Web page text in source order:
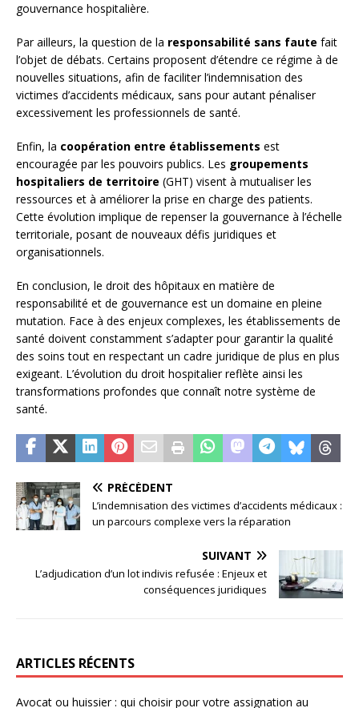
gouvernance hospitalière.
Par ailleurs, la question de la responsabilité sans faute fait
l’objet de débats. Certains proposent d’étendre ce régime à de
nouvelles situations, afin de faciliter l’indemnisation des
victimes d’accidents médicaux, sans pour autant pénaliser
excessivement les professionnels de santé.
Enfin, la coopération entre établissements est
encouragée par les pouvoirs publics. Les groupements
hospitaliers de territoire (GHT) visent à mutualiser les
ressources et à améliorer la prise en charge des patients.
Cette évolution implique de repenser la gouvernance à l’échelle
territoriale, posant de nouveaux défis juridiques et
organisationnels.
En conclusion, le droit des hôpitaux en matière de
responsabilité et de gouvernance est un domaine en pleine
mutation. Face à des enjeux complexes, les établissements de
santé doivent constamment s’adapter pour garantir la qualité
des soins tout en respectant un cadre juridique de plus en plus
exigeant. L’évolution du droit hospitalier reflète ainsi les
transformations profondes que connaît notre système de
santé.
PRÉCÉDENT
L’indemnisation des victimes d’accidents médicaux :
un parcours complexe vers la réparation
SUIVANT
L’adjudication d’un lot indivis refusée : Enjeux et
conséquences juridiques
ARTICLES RÉCENTS
Avocat ou huissier : qui choisir pour votre assignation au